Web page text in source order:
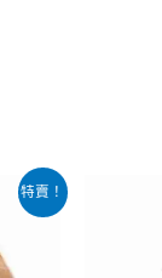
特賣！
。